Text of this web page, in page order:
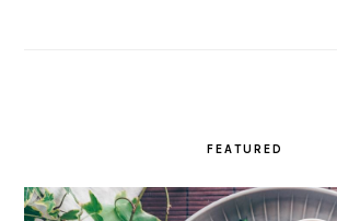
FEATURED